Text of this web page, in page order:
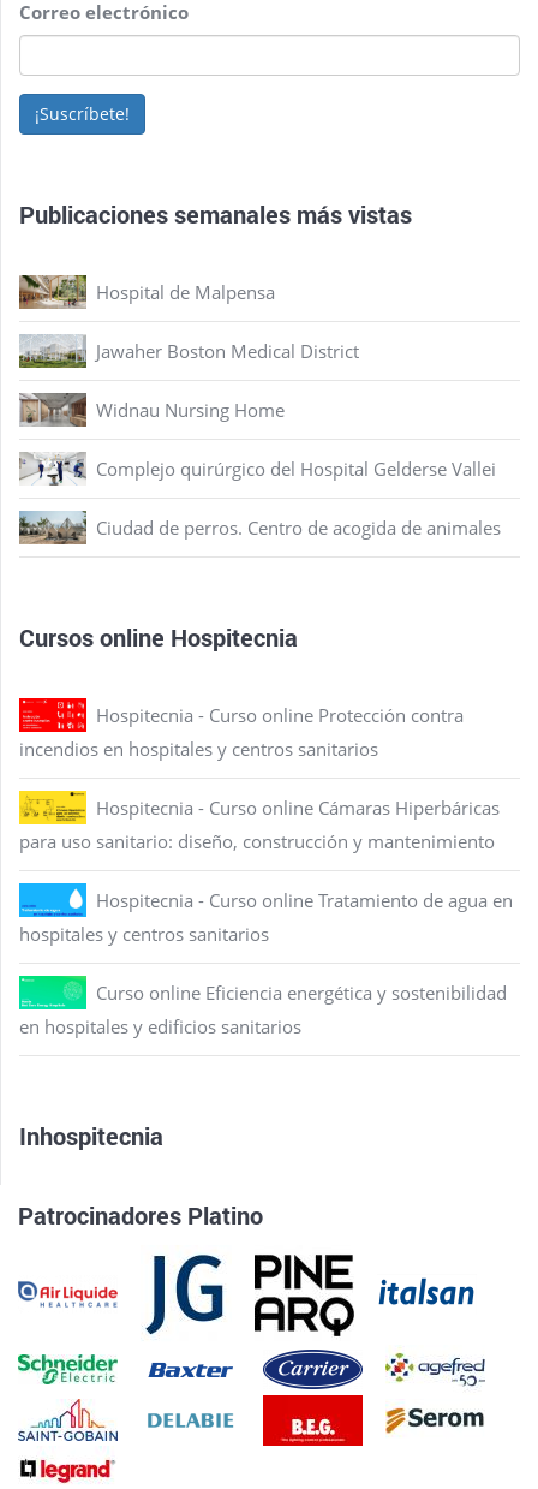
Correo electrónico
¡Suscríbete!
Publicaciones semanales más vistas
Hospital de Malpensa
Jawaher Boston Medical District
Widnau Nursing Home
Complejo quirúrgico del Hospital Gelderse Vallei
Ciudad de perros. Centro de acogida de animales
Cursos online Hospitecnia
Hospitecnia - Curso online Protección contra
incendios en hospitales y centros sanitarios
Hospitecnia - Curso online Cámaras Hiperbáricas
para uso sanitario: diseño, construcción y mantenimiento
Hospitecnia - Curso online Tratamiento de agua en
hospitales y centros sanitarios
Curso online Eficiencia energética y sostenibilidad
en hospitales y edificios sanitarios
Inhospitecnia
Patrocinadores Platino